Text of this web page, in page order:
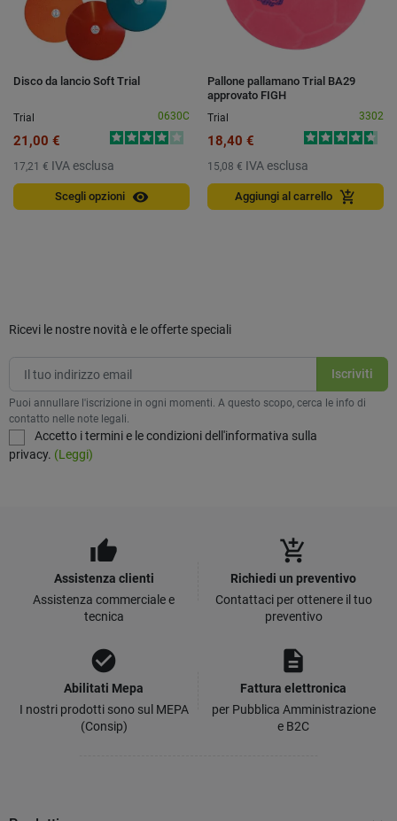
Disco da lancio Soft Trial
Trial 0630C
21,00 €
17,21 € IVA esclusa
Scegli opzioni visibility
Pallone pallamano Trial BA29
approvato FIGH
Trial
3302
18,40 €
15,08 € IVA esclusa
Aggiungi al carrello add_shopping_cart
Ricevi le nostre novità e le offerte speciali
Puoi annullare l'iscrizione in ogni momenti. A questo scopo, cerca le info di
contatto nelle note legali.
Accetto i termini e le condizioni dell'informativa sulla
privacy. (Leggi)
thumb_up
Assistenza clienti
Assistenza commerciale e
tecnica
add_shopping_cart
Richiedi un preventivo
Contattaci per ottenere il tuo
preventivo
check_circle
Abilitati Mepa
I nostri prodotti sono sul MEPA
(Consip)
description
Fattura elettronica
per Pubblica Amministrazione
e B2C